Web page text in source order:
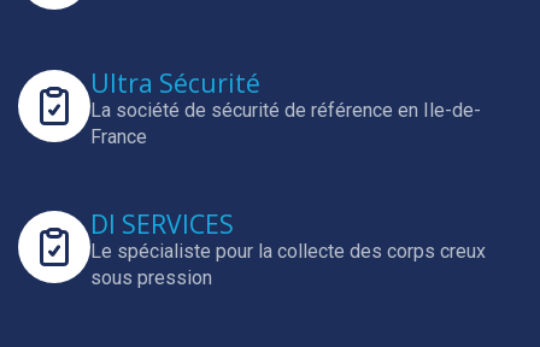
Ultra Sécurité
La société de sécurité de référence en Ile-de-
France
DI SERVICES
Le spécialiste pour la collecte des corps creux
sous pression